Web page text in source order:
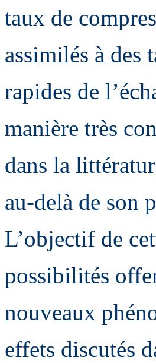
taux de
assimilés à des
rapides de
manière très
dans la
au-delà de son
L’objectif de
possibilités
nouveaux
effets discutés